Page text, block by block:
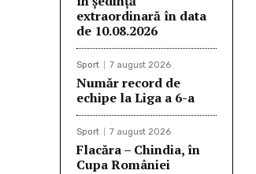
extraordinară în data
de 10.08.2026
Sport 7 august 2026
Număr record de
echipe la Liga a 6-a
Sport 7 august 2026
Flacăra – Chindia, în
Cupa României